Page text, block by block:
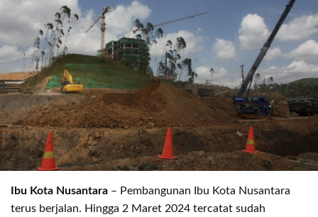
Ibu Kota Nusantara – Pembangunan Ibu Kota Nusantara
terus berjalan. Hingga 2 Maret 2024 tercatat sudah